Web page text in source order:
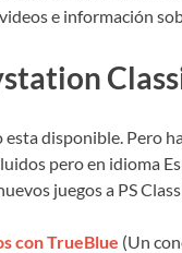
e información
disponible. Pero
pero en idioma
juegos a PS
con TrueBlue (Un